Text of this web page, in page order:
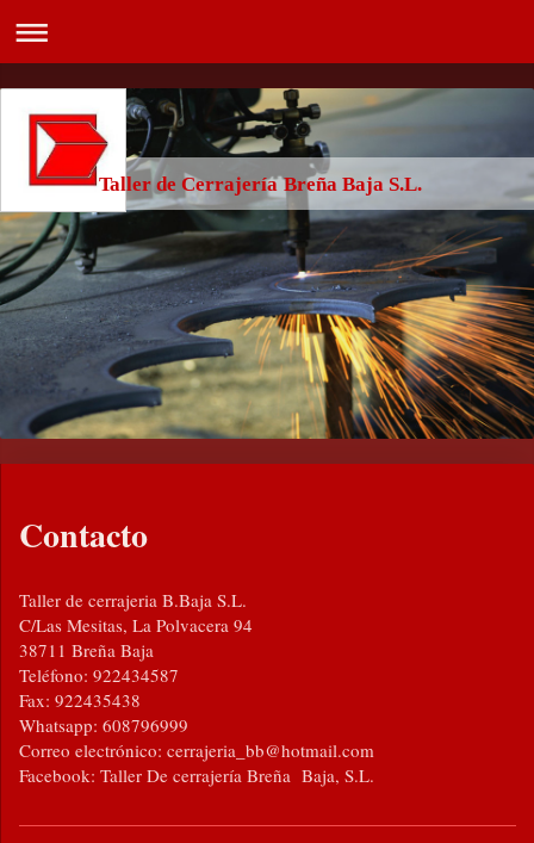
Taller de Cerrajería Breña Baja S.L.
Contacto
Taller de cerrajeria B.Baja S.L.
C/Las Mesitas, La Polvacera 94
38711 Breña Baja
Teléfono: 922434587
Fax: 922435438
Whatsapp: 608796999
Correo electrónico: cerrajeria_bb@hotmail.com
Facebook: Taller De cerrajería Breña Baja, S.L.